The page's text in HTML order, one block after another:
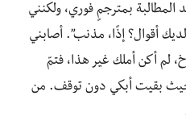
بمترجمٍ فوري، ولكنني
أقوال؟ إذًا، مذنب”. أصابني
لم أكن أملك غير هذا، فتمّ
حيث بقيت أبكي دون توقف. من